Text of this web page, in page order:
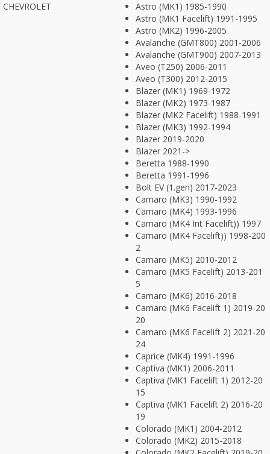
CHEVROLET
Astro (MK1) 1985-1990
Astro (MK1 Facelift) 1991-1995
Astro (MK2) 1996-2005
Avalanche (GMT800) 2001-2006
Avalanche (GMT900) 2007-2013
Aveo (T250) 2006-2011
Aveo (T300) 2012-2015
Blazer (MK1) 1969-1972
Blazer (MK2) 1973-1987
Blazer (MK2 Facelift) 1988-1991
Blazer (MK3) 1992-1994
Blazer 2019-2020
Blazer 2021->
Beretta 1988-1990
Beretta 1991-1996
Bolt EV (1.gen) 2017-2023
Camaro (MK3) 1990-1992
Camaro (MK4) 1993-1996
Camaro (MK4 Int Facelift)) 1997
Camaro (MK4 Facelift)) 1998-200
2
Camaro (MK5) 2010-2012
Camaro (MK5 Facelift) 2013-201
5
Camaro (MK6) 2016-2018
Camaro (MK6 Facelift 1) 2019-20
20
Camaro (MK6 Facelift 2) 2021-20
24
Caprice (MK4) 1991-1996
Captiva (MK1) 2006-2011
Captiva (MK1 Facelift 1) 2012-20
15
Captiva (MK1 Facelift 2) 2016-20
19
Colorado (MK1) 2004-2012
Colorado (MK2) 2015-2018